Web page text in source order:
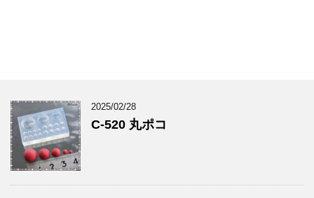
2025/02/28
C-520 丸ポコ